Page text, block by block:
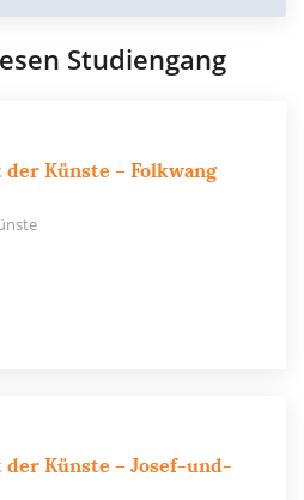
Studiengang
Künste – Folkwang
Künste – Josef-und-